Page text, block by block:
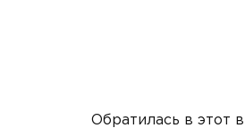
Обратилась в этот